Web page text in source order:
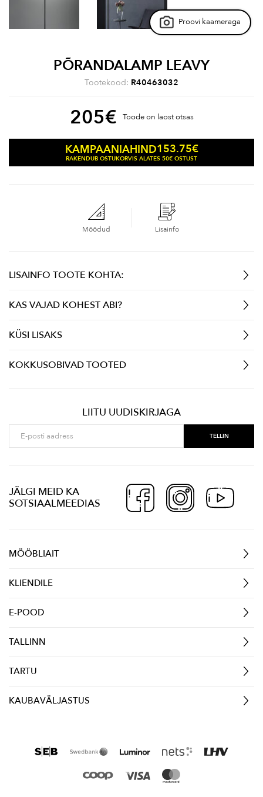
Proovi kaameraga
PÕRANDALAMP LEAVY
Tootekood: R40463032
205€ Toode on laost otsas
KAMPAANIAHIND153.75€
RAKENDUB OSTUKORVIS ALATES 50€ OSTUST
Mõõdud Lisainfo
LISAINFO TOOTE KOHTA:
KAS VAJAD KOHEST ABI?
KÜSI LISAKS
KOKKUSOBIVAD TOOTED
LIITU UUDISKIRJAGA
JÄLGI MEID KA
SOTSIAALMEEDIAS
MÖÖBLIAIT
KLIENDILE
E-POOD
TALLINN
TARTU
KAUBAVÄLJASTUS